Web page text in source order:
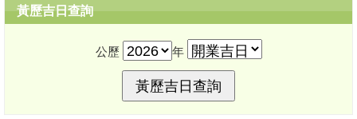
黃歷吉日查詢
公歷 年